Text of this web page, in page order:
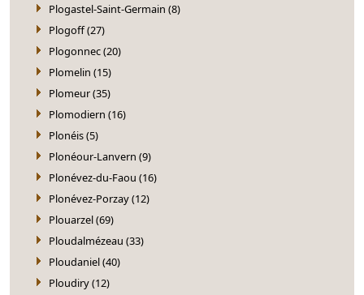
Plogastel-Saint-Germain (8)
Plogoff (27)
Plogonnec (20)
Plomelin (15)
Plomeur (35)
Plomodiern (16)
Plonéis (5)
Plonéour-Lanvern (9)
Plonévez-du-Faou (16)
Plonévez-Porzay (12)
Plouarzel (69)
Ploudalmézeau (33)
Ploudaniel (40)
Ploudiry (12)